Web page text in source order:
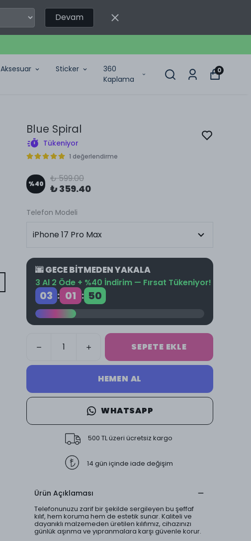
Devam
Aksesuar Sticker
360
Kaplama
0
Blue Spiral
Tükeniyor
1 değerlendirme
%40 ₺ 599.00
₺ 359.40
Telefon Modeli
🌆 GECE BİTMEDEN YAKALA
3 Al 2 Öde + %40 İndirim — Fırsat Tükeniyor!
03 : 01 : 49
SEPETE EKLE
HEMEN AL
WHATSAPP
500 TL üzeri ücretsiz kargo
14 gün içinde iade değişim
Ürün Açıklaması
Telefonunuzu zarif bir şekilde sergileyen bu şeffaf
kılıf, hem koruma hem de estetik sunar. Kaliteli ve
dayanıklı malzemeden üretilen kılıfımız, cihazınızı
günlük aşınma ve yıpranmalara karşı güvenle korur.